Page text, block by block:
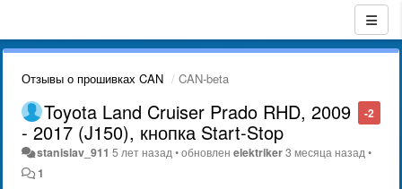
Отзывы о прошивках CAN CAN-beta
-2
Toyota Land Cruiser Prado RHD, 2009
- 2017 (J150), кнопка Start-Stop
stanislav_911 5 лет назад•обновленelektriker3 месяца назад•
1